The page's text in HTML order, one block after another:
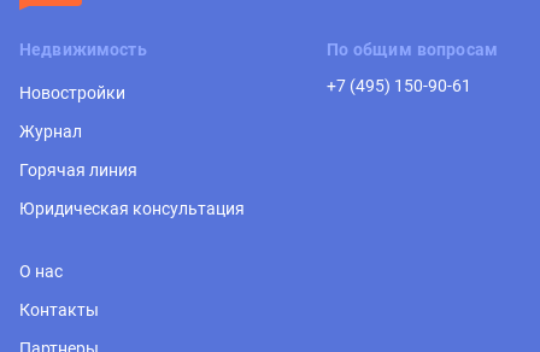
Недвижимость
Новостройки
Журнал
Горячая линия
Юридическая консультация
По общим вопросам
+7 (495) 150-90-61
О нас
Контакты